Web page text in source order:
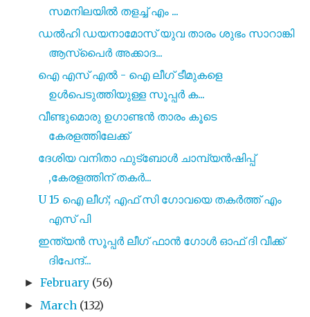
സമനിലയിൽ തളച്ച് എം ...
ഡൽഹി ഡയനാമോസ് യുവ താരം ശുഭം സാറാങ്കി
ആസ്പൈർ അക്കാദ...
ഐ എസ് എൽ - ഐ ലീഗ് ടീമുകളെ
ഉൾപെടുത്തിയുള്ള സൂപ്പർ ക...
വീണ്ടുമൊരു ഉഗാണ്ടൻ താരം കൂടെ
കേരളത്തിലേക്ക്
ദേശിയ വനിതാ ഫുട്ബോൾ ചാമ്പ്യൻഷിപ്പ്
,കേരളത്തിന് തകർ...
U 15 ഐ ലീഗ്; എഫ് സി ഗോവയെ തകർത്ത് എം
എസ് പി
ഇന്ത്യൻ സൂപ്പർ ലീഗ് ഫാൻ ഗോൾ ഓഫ് ദി വീക്ക്
ദിപേന്ദ്...
►February (56)
► March (132)